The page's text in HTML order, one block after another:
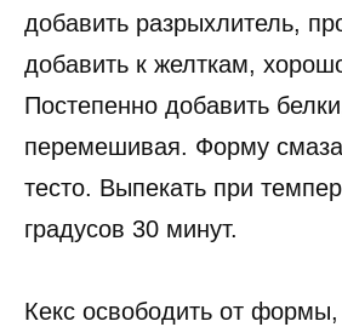
добавить разрыхлитель,
добавить к желткам,
Постепенно добавить
перемешивая. Форму
тесто. Выпекать при
градусов 30 минут.
Кекс освободить от формы,